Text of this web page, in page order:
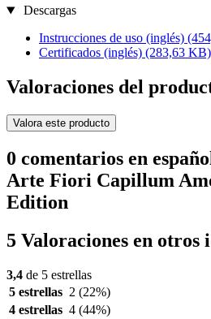
Descargas
Instrucciones de uso (inglés)
Certificados (inglés) (283,63 KB)
Valoraciones del
Valora este producto
0 comentarios en
Arte Fiori Capillum
Edition
5 Valoraciones en otros
3,4 de 5 estrellas
5 estrellas 2 (22%)
4 estrellas 4 (44%)